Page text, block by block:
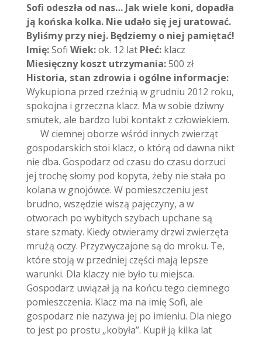
Sofi odeszła od nas… Jak wiele koni, dopadła
ją końska kolka. Nie udało się jej uratować.
Byliśmy przy niej. Będziemy o niej pamiętać!
Imię:Sofi Wiek:ok. 12 lat Płeć:klacz
Miesięczny koszt utrzymania:500 zł
Historia, stan zdrowia i ogólne informacje:
Wykupiona przed rzeźnią w grudniu 2012 roku,
spokojna i grzeczna klacz. Ma w sobie dziwny
smutek, ale bardzo lubi kontakt z człowiekiem.
W ciemnej oborze wśród innych zwierząt
gospodarskich stoi klacz, o którą od dawna nikt
nie dba. Gospodarz od czasu do czasu dorzuci
jej trochę słomy pod kopyta, żeby nie stała po
kolana w gnojówce. W pomieszczeniu jest
brudno, wszędzie wiszą pajęczyny, a w
otworach po wybitych szybach upchane są
stare szmaty. Kiedy otwieramy drzwi zwierzęta
mrużą oczy. Przyzwyczajone są do mroku. Te,
które stoją w przedniej części mają lepsze
warunki. Dla klaczy nie było tu miejsca.
Gospodarz uwiązał ją na końcu tego ciemnego
pomieszczenia. Klacz ma na imię Sofi, ale
gospodarz nie nazywa jej po imieniu. Dla niego
to jest po prostu „kobyła”. Kupił ją kilka lat